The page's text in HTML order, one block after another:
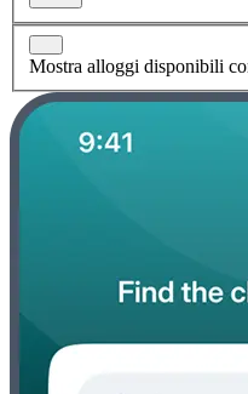
Mostra alloggi disponibili